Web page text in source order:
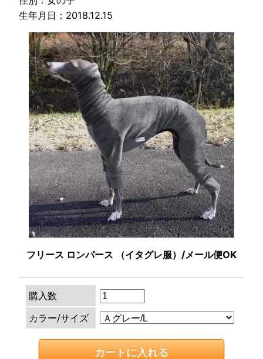
生年月日：2018.12.15
フリース ロンパース （イタグレ服）/メール便OK
購入数
カラー/サイズ